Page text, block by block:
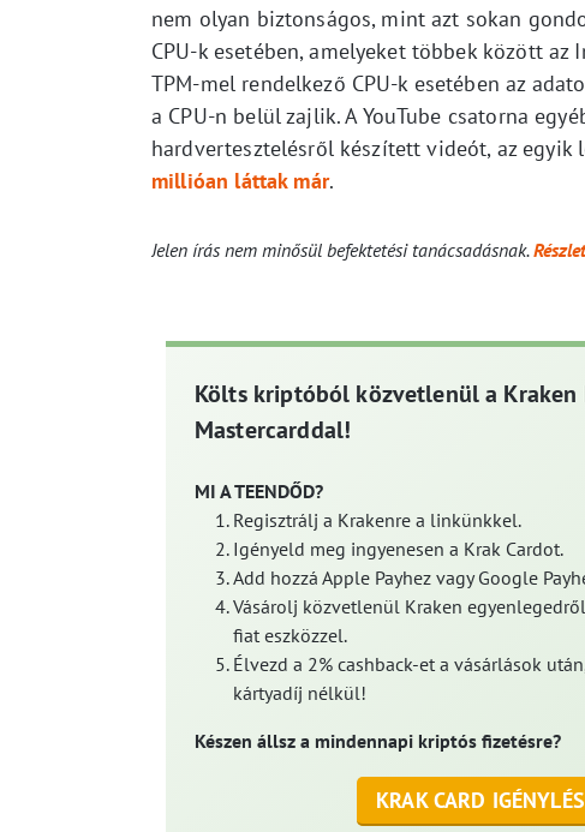
nem olyan biztonságos, mint azt sokan
CPU-k esetében, amelyeket többek között
TPM-mel rendelkező CPU-k esetében az
a CPU-n belül zajlik. A YouTube csatorna
hardvertesztelésről készített videót, az egyik
millióan láttak már.
Jelen írás nem minősül befektetési tanácsadásnak.
Költs kriptóból közvetlenül a Kraken
Mastercarddal!
MI A TEENDŐD?
Regisztrálj a Krakenre a linkünkkel.
Igényeld meg ingyenesen a Krak Cardot.
Add hozzá Apple Payhez vagy Google
Vásárolj közvetlenül Kraken
fiat eszközzel.
Élvezd a 2% cashback-et a vásárlások
kártyadíj nélkül!
Készen állsz a mindennapi kriptós fizetésre?
KRAK CARD